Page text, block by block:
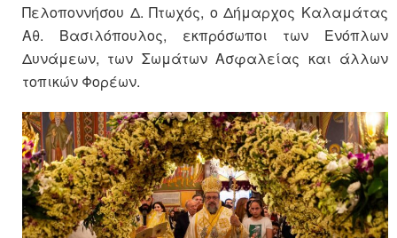
Πελοποννήσου Δ. Πτωχός, ο Δήμαρχος Καλαμάτας
Αθ. Βασιλόπουλος, εκπρόσωποι των Ενόπλων
Δυνάμεων, των Σωμάτων Ασφαλείας και άλλων
τοπικών Φορέων.